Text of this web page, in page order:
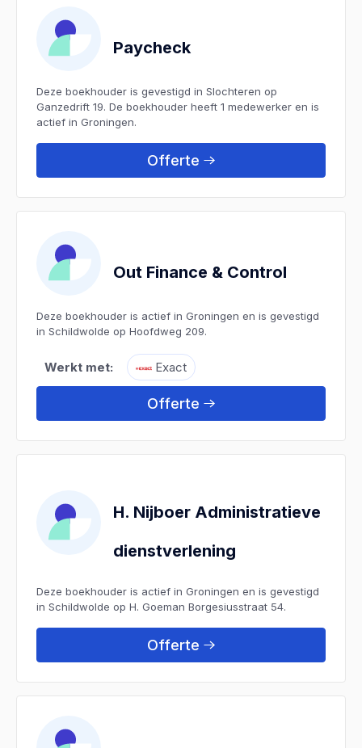
Paycheck
Deze boekhouder is gevestigd in Slochteren op
Ganzedrift 19. De boekhouder heeft 1 medewerker en is
actief in Groningen.
Offerte
Out Finance & Control
Deze boekhouder is actief in Groningen en is gevestigd
in Schildwolde op Hoofdweg 209.
Werkt met: Exact
Offerte
H. Nijboer Administratieve
dienstverlening
Deze boekhouder is actief in Groningen en is gevestigd
in Schildwolde op H. Goeman Borgesiusstraat 54.
Offerte